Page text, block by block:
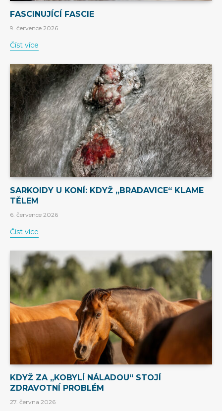
FASCINUJÍCÍ FASCIE
9. července 2026
Číst více
SARKOIDY U KONÍ: KDYŽ „BRADAVICE“ KLAME
TĚLEM
6. července 2026
Číst více
KDYŽ ZA „KOBYLÍ NÁLADOU“ STOJÍ
ZDRAVOTNÍ PROBLÉM
27. června 2026